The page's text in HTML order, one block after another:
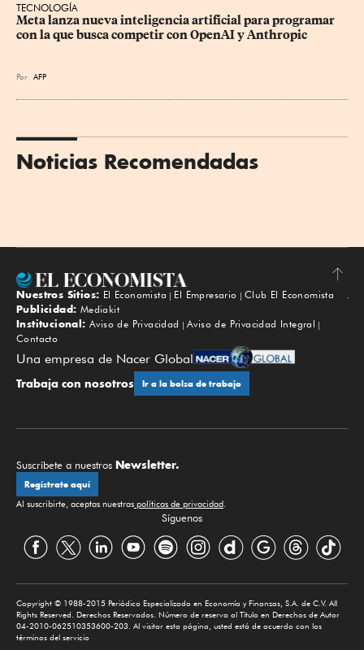
TECNOLOGÍA
Meta lanza nueva inteligencia artificial para programar
con la que busca competir con OpenAI y Anthropic
Por AFP
Noticias Recomendadas
Subir
Nuestros Sitios: El Economista El Empresario
Club El Economista
Publicidad: Mediakit
Institucional: Aviso de Privacidad
Aviso de Privacidad Integral
Contacto
Una empresa de Nacer Global
Trabaja con nosotros Ir a la bolsa de trabajo
Suscríbete a nuestros Newsletter.
Regístrate aquí
Al suscribirte, aceptas nuestras políticas de privacidad.
Síguenos
Copyright © 1988-2015 Periódico Especializado en Economía y Finanzas, S.A. de C.V. All
Rights Reserved. Derechos Reservados. Número de reserva al Título en Derechos de Autor
04-2010-062510353600-203. Al visitar esta página, usted está de acuerdo con los
términos del servicio